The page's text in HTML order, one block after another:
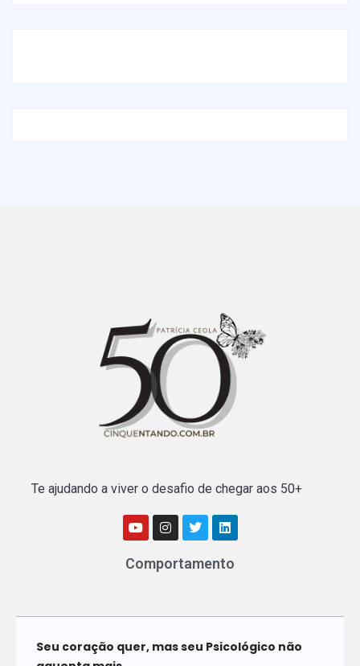
Te ajudando a viver o desafio de chegar aos 50+
Comportamento
Seu coração quer, mas seu Psicológico não